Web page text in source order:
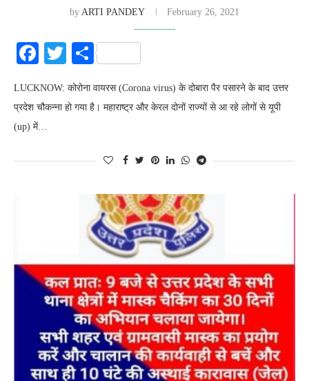
by ARTI PANDEY February 26, 2021
Facebook
Twitter
Share
LUCKNOW: कोरोना वायरस (Corona virus) के दोबारा पैर पसारने के बाद उत्तर
प्रदेश चौकन्ना हो गया है। महाराष्ट्र और केरल दोनों राज्यों से आ रहे लोगों से यूपी
(up) में…